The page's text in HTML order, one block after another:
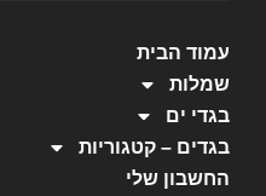
עמוד הבית
שמלות
בגדי ים
בגדים – קטגוריות
החשבון שלי